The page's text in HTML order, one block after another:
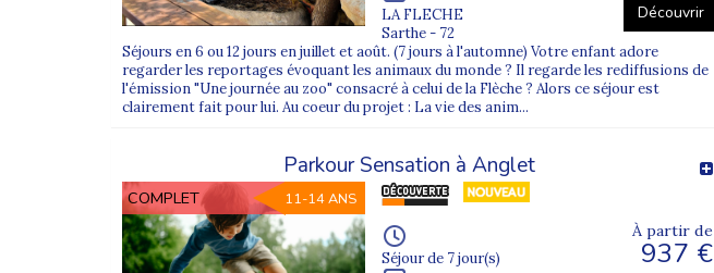
LA FLECHE
Sarthe - 72
Découvrir
Séjours en 6 ou 12 jours en juillet et août. (7 jours à l'automne) Votre enfant adore
regarder les reportages évoquant les animaux du monde ? Il regarde les rediffusions de
l'émission "Une journée au zoo" consacré à celui de la Flèche ? Alors ce séjour est
clairement fait pour lui. Au coeur du projet : La vie des anim...
Parkour Sensation à Anglet
COMPLET 11-14 ANS
Séjour de 7 jour(s)
À partir de
937 €